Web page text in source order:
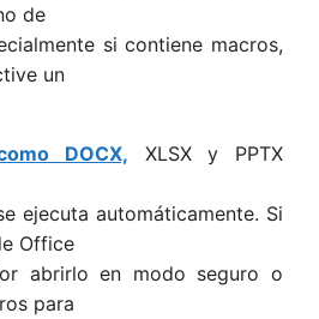
de
si contiene macros,
un
DOCX, XLSX y PPTX
ejecuta automáticamente. Si
Office
abrirlo en modo seguro o
para